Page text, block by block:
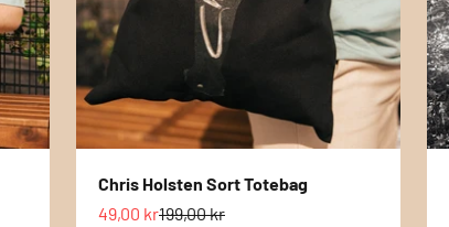
Chris Holsten Sort Totebag
Salgspris
49,00 krNormalpris
199,00 kr